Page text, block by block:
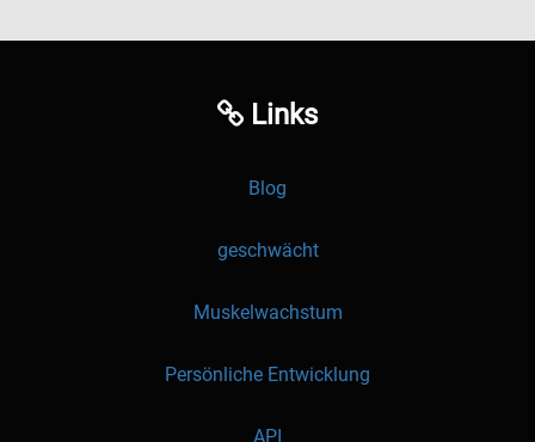
Links
Blog
geschwächt
Muskelwachstum
Persönliche Entwicklung
API